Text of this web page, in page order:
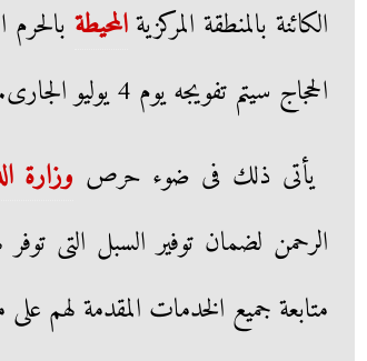
الكائنة بالمنطقة المركزيةالمحيطة
الحجاج سيتم تفويجه يوم 4 يوليو الجارى.
يأتى ذلك فى ضوء حرص وزارة
الرحمن لضمان توفير السبل التى
متابعة جميع الخدمات المقدمة لهم